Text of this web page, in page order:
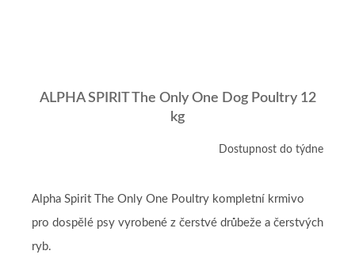
ALPHA SPIRIT The Only One Dog Poultry 12
kg
Dostupnost do týdne
Alpha Spirit The Only One Poultry kompletní krmivo
pro dospělé psy vyrobené z čerstvé drůbeže a čerstvých
ryb.